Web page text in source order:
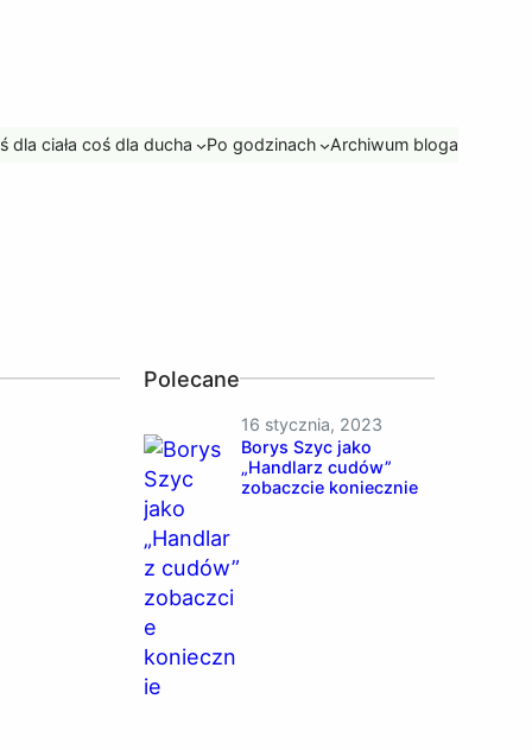
dla ciała coś dla ducha Po godzinach Archiwum bloga
Polecane
16 stycznia, 2023
Borys Szyc jako
„Handlarz cudów”
zobaczcie koniecznie